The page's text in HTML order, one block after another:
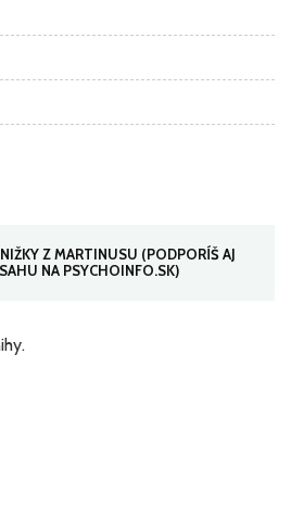
Z MARTINUSU (PODPORÍŠ AJ
NA PSYCHOINFO.SK)